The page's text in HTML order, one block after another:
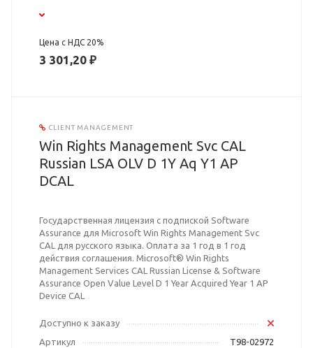
Цена с НДС 20%
3 301,20 ₽
CLIENT MANAGEMENT
Win Rights Management Svc CAL
Russian LSA OLV D 1Y Aq Y1 AP
DCAL
Государственная лицензия с подпиской Software
Assurance для Microsoft Win Rights Management Svc
CAL для русского языка. Оплата за 1 год в 1 год
действия соглашения. Microsoft® Win Rights
Management Services CAL Russian License & Software
Assurance Open Value Level D 1 Year Acquired Year 1 AP
Device CAL
Доступно к заказу
Артикул
T98-02972